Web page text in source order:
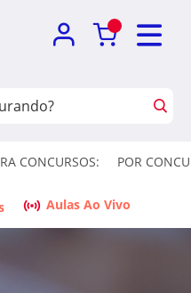
CONCURSOS: POR
Aulas Ao Vivo